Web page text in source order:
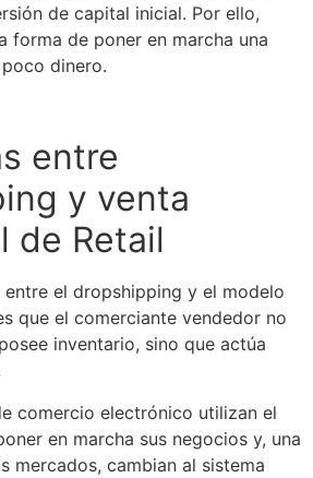
de capital inicial. Por ello,
forma de poner en marcha una
dinero.
entre
y venta
de Retail
el dropshipping y el modelo
que el comerciante vendedor no
inventario, sino que actúa
comercio electrónico utilizan el
en marcha sus negocios y, una
mercados, cambian al sistema